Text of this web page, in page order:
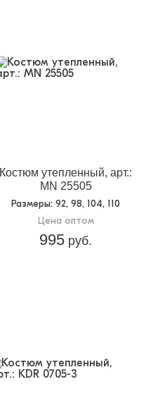
Костюм утепленный, арт.:
MN 25505
Размеры: 92, 98, 104, 110
Цена оптом
995 руб.